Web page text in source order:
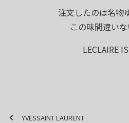
注文したのは名物
この味間違いな
LECLAIRE
YVESSAINT LAURENT